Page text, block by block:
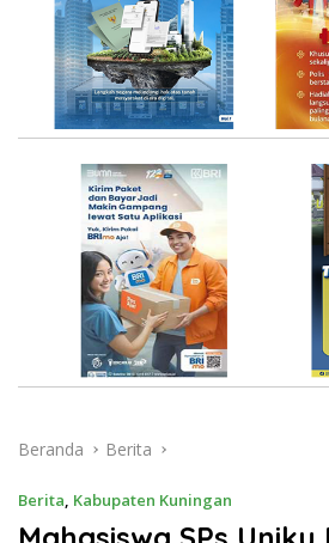
Beranda Berita
Berita, Kabupaten Kuningan